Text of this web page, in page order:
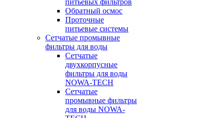
питьевых фильтров
Обратный осмос
Проточные
питьевые системы
Сетчатые промывные
фильтры для воды
Сетчатые
двухкорпусные
фильтры для воды
NOWA-TECH
Сетчатые
промывные фильтры
для воды NOWA-